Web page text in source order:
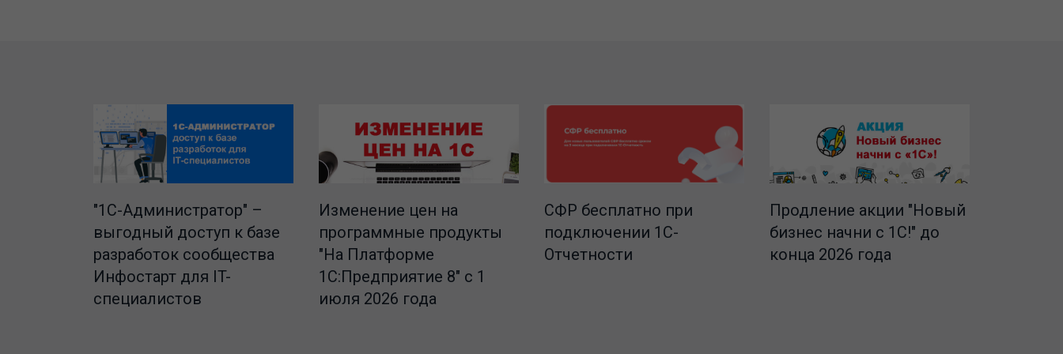
"1C-Администратор" –
выгодный доступ к базе
разработок сообщества
Инфостарт для IT-
специалистов
Изменение цен на
программные продукты
"На Платформе
1С:Предприятие 8" с 1
июля 2026 года
СФР бесплатно при
подключении 1С-
Отчетности
Продление акции "Новый
бизнес начни с 1С!" до
конца 2026 года